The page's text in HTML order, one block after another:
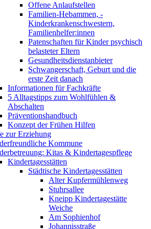
Offene Anlaufstellen
Familien-Hebammen, -
Kinderkrankenschwestern,
Familienhelfer:innen
Patenschaften für Kinder psychisch
belasteter Eltern
Gesundheitsdienstanbieter
Schwangerschaft, Geburt und die
erste Zeit danach
Informationen für Fachkräfte
5 Alltagstipps zum Wohlfühlen &
Abschalten
Präventionshandbuch
Konzept der Frühen Hilfen
zur Erziehung
Kommune
Kitas & Kindertagespflege
Kindertagesstätten
Städtische Kindertagesstätten
Alter Kupfermühlenweg
Stuhrsallee
Kneipp Kindertagestätte
Weiche
Am Sophienhof
Johannisstraße